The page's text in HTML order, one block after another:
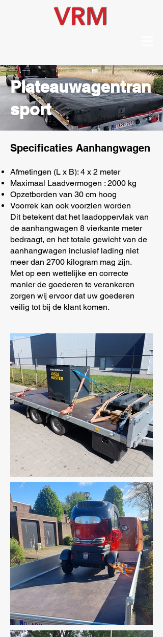
Plateauwagentran
sport
Specificaties Aanhangwagen
Afmetingen (L x B): 4 x 2 meter
Maximaal Laadvermogen : 2000 kg
Opzetborden van 30 cm hoog
Voorrek kan ook voorzien worden
Dit betekent dat het laadoppervlak van
de aanhangwagen 8 vierkante meter
bedraagt, en het totale gewicht van de
aanhangwagen inclusief lading niet
meer dan 2700 kilogram mag zijn.
Met op een wettelijke en correcte
manier de goederen te verankeren
zorgen wij ervoor dat uw goederen
veilig tot bij de klant komen.